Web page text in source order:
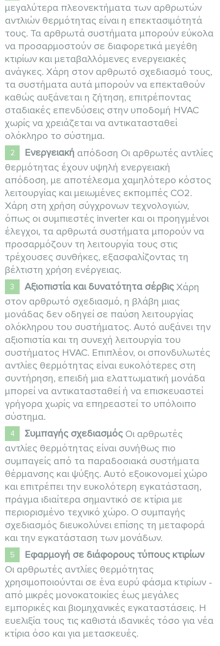
μεγαλύτερα πλεονεκτήματα των αρθρωτών
αντλιών θερμότητας είναι η επεκτασιμότητά
τους. Τα αρθρωτά συστήματα μπορούν εύκολα
να προσαρμοστούν σε διαφορετικά μεγέθη
κτιρίων και μεταβαλλόμενες ενεργειακές
ανάγκες. Χάρη στον αρθρωτό σχεδιασμό τους,
τα συστήματα αυτά μπορούν να επεκταθούν
καθώς αυξάνεται η ζήτηση, επιτρέποντας
σταδιακές επενδύσεις στην υποδομή HVAC
χωρίς να χρειάζεται να αντικατασταθεί
ολόκληρο το σύστημα.
Ενεργειακή απόδοση Οι αρθρωτές αντλίες
θερμότητας έχουν υψηλή ενεργειακή
απόδοση, με αποτέλεσμα χαμηλότερο κόστος
λειτουργίας και μειωμένες εκπομπές CO2.
Χάρη στη χρήση σύγχρονων τεχνολογιών,
όπως οι συμπιεστές inverter και οι προηγμένοι
έλεγχοι, τα αρθρωτά συστήματα μπορούν να
προσαρμόζουν τη λειτουργία τους στις
τρέχουσες συνθήκες, εξασφαλίζοντας τη
βέλτιστη χρήση ενέργειας.
Αξιοπιστία και δυνατότητα σέρβις Χάρη
στον αρθρωτό σχεδιασμό, η βλάβη μιας
μονάδας δεν οδηγεί σε παύση λειτουργίας
ολόκληρου του συστήματος. Αυτό αυξάνει την
αξιοπιστία και τη συνεχή λειτουργία του
συστήματος HVAC. Επιπλέον, οι σπονδυλωτές
αντλίες θερμότητας είναι ευκολότερες στη
συντήρηση, επειδή μια ελαττωματική μονάδα
μπορεί να αντικατασταθεί ή να επισκευαστεί
γρήγορα χωρίς να επηρεαστεί το υπόλοιπο
σύστημα.
Συμπαγής σχεδιασμός Οι αρθρωτές
αντλίες θερμότητας είναι συνήθως πιο
συμπαγείς από τα παραδοσιακά συστήματα
θέρμανσης και ψύξης. Αυτό εξοικονομεί χώρο
και επιτρέπει την ευκολότερη εγκατάσταση,
πράγμα ιδιαίτερα σημαντικό σε κτίρια με
περιορισμένο τεχνικό χώρο. Ο συμπαγής
σχεδιασμός διευκολύνει επίσης τη μεταφορά
και την εγκατάσταση των μονάδων.
Εφαρμογή σε διάφορους τύπους κτιρίων
Οι αρθρωτές αντλίες θερμότητας
χρησιμοποιούνται σε ένα ευρύ φάσμα κτιρίων -
από μικρές μονοκατοικίες έως μεγάλες
εμπορικές και βιομηχανικές εγκαταστάσεις. Η
ευελιξία τους τις καθιστά ιδανικές τόσο για νέα
κτίρια όσο και για μετασκευές.